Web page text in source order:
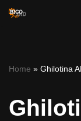
content
Home » Ghilotina